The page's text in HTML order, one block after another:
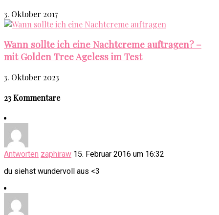
3. Oktober 2017
Wann sollte ich eine Nachtcreme auftragen? –
mit Golden Tree Ageless im Test
3. Oktober 2023
23 Kommentare
Antworten zaphiraw 15. Februar 2016 um 16:32
du siehst wundervoll aus <3